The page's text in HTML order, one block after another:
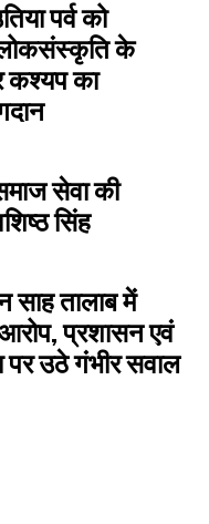
पर्व को
लोकसंस्कृति के
कश्यप का
सेवा की
सिंह
साह तालाब में
प्रशासन एवं
पर उठे गंभीर सवाल